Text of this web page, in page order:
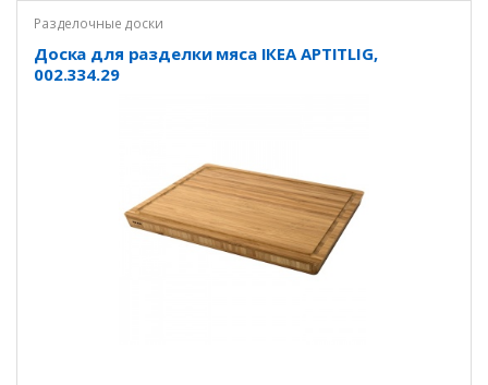
Разделочные доски
Доска для разделки мяса ІКЕА APTITLIG,
002.334.29